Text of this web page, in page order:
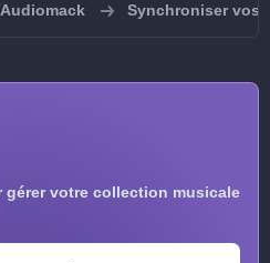
Audiomack Synchroniser vos
votre collection musicale